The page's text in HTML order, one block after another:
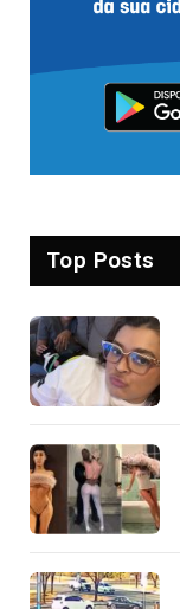
Top Posts